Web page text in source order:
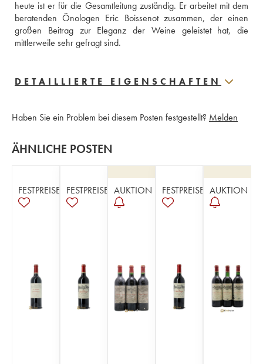
heute ist er für die Gesamtleitung zuständig. Er arbeitet mit dem
beratenden Önologen Eric Boissenot zusammen, der einen
großen Beitrag zur Eleganz der Weine geleistet hat, die
mittlerweile sehr gefragt sind.
DETAILLIERTE EIGENSCHAFTEN
Haben Sie ein Problem bei diesem Posten festgestellt? Melden
ÄHNLICHE POSTEN
FESTPREISE FESTPREISE AUKTION FESTPREISE AUKTION